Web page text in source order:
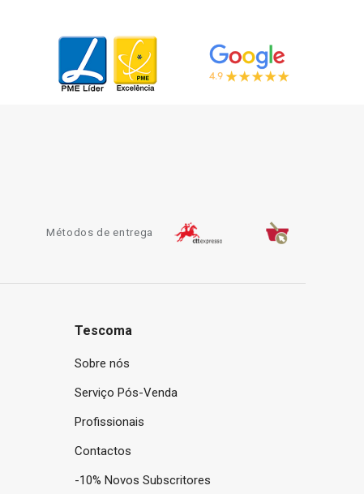
Métodos de entrega
Tescoma
Sobre nós
Serviço Pós-Venda
Profissionais
Contactos
-10% Novos Subscritores